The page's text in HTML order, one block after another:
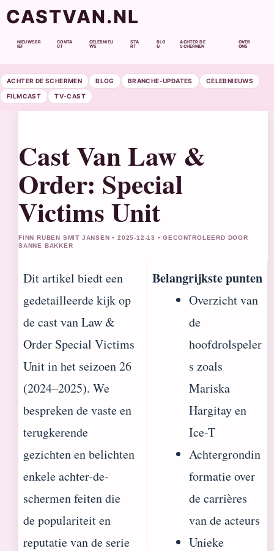
CASTVAN.NL
NIEUWSBR
IEF
CONTA
CT
CELEBNIEU
WS
STA
RT
BLO
G
ACHTER DE
SCHERMEN
OVER
ONS
ACHTER DE SCHERMEN BLOG BRANCHE-UPDATES CELEBNIEUWS
FILMCAST TV-CAST
Cast Van Law &
Order: Special
Victims Unit
FINN RUBEN SMIT JANSEN • 2025-12-13 • GECONTROLEERD DOOR
SANNE BAKKER
Dit artikel biedt een
gedetailleerde kijk op
de cast van Law &
Order Special Victims
Unit in het seizoen 26
(2024–2025). We
bespreken de vaste en
terugkerende
gezichten en belichten
enkele achter-de-
schermen feiten die
de populariteit en
reputatie van de serie
Belangrijkste punten
Overzicht van
de
hoofdrolspeler
s zoals
Mariska
Hargitay en
Ice-T
Achtergrondin
formatie over
de carrières
van de acteurs
Unieke